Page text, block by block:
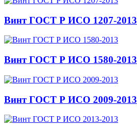
Винт ГОСТ Р ИСО 1207-2013
Винт ГОСТ Р ИСО 1580-2013
Винт ГОСТ Р ИСО 2009-2013